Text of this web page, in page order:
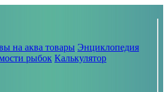
на аква товары Энциклопедия
рыбок Калькулятор